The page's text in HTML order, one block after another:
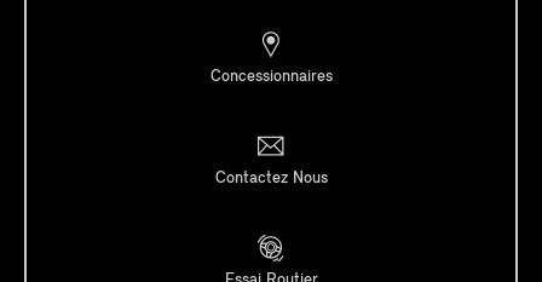
Concessionnaires
Contactez Nous